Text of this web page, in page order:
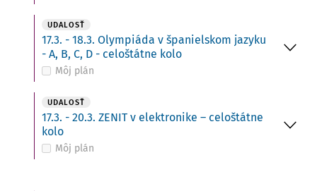
UDALOSŤ
17.3. - 18.3. Olympiáda v španielskom jazyku
- A, B, C, D - celoštátne kolo
Môj plán
UDALOSŤ
17.3. - 20.3. ZENIT v elektronike – celoštátne
kolo
Môj plán